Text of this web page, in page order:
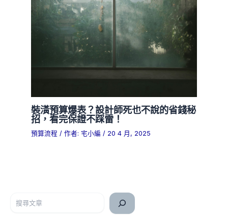
裝潢預算爆表？設計師死也不說的省錢秘
招，看完保證不踩雷！
預算流程 / 作者: 宅小編 / 20 4 月, 2025